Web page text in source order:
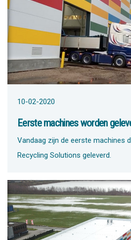
10-02-2020
Eerste machines worden
Vandaag zijn de eerste machines
Recycling Solutions geleverd.